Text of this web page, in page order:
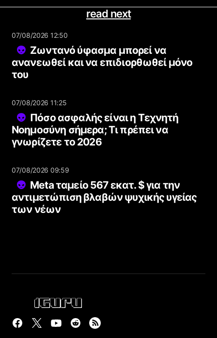
read next
07/08/2026 12:50
Ζωντανό ύφασμα μπορεί να
ανανεωθεί και να επιδιορθωθεί μόνο
του
07/08/2026 11:25
Πόσο ασφαλής είναι η Τεχνητή
Νοημοσύνη σήμερα; Τι πρέπει να
γνωρίζετε το 2026
07/08/2026 09:59
Meta ταμείο 567 εκατ. $ για την
αντιμετώπιση βλαβών ψυχικής υγείας
των νέων